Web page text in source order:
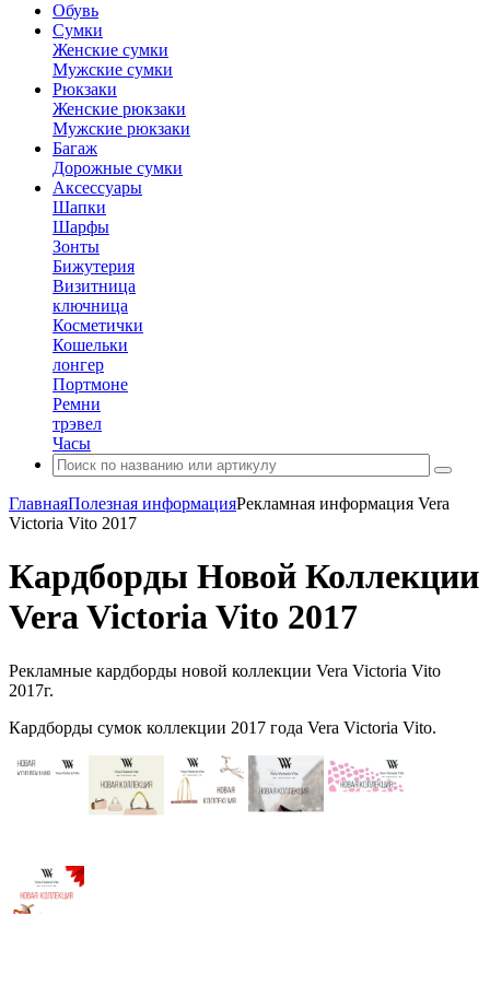
Обувь
Сумки
Женские сумки
Мужские сумки
Рюкзаки
Женские рюкзаки
Мужские рюкзаки
Багаж
Дорожные сумки
Аксессуары
Шапки
Шарфы
Зонты
Бижутерия
Визитница
ключница
Косметички
Кошельки
лонгер
Портмоне
Ремни
трэвел
Часы
ГлавнаяПолезная информацияРекламная информация Vera
Victoria Vito 2017
Кардборды Новой Коллекции
Vera Victoria Vito 2017
Рекламные кардборды новой коллекции Vera Victoria Vito
2017г.
Кардборды сумок коллекции 2017 года Vera Victoria Vito.